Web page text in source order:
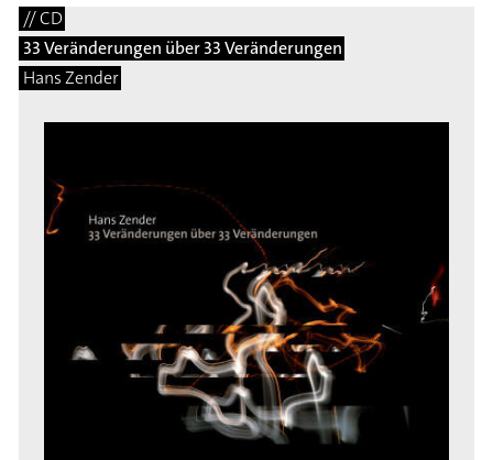
// CD
33 Veränderungen über 33 Veränderungen
Hans Zender